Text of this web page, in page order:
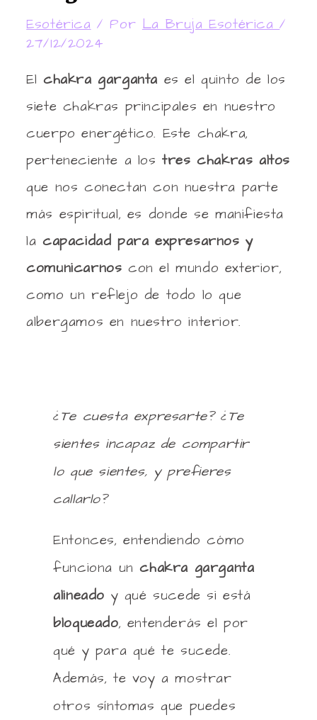
Esotérica/ Por La Bruja Esotérica/
27/12/2024
Elchakra garganta es el quinto de los
siete chakras principales en nuestro
cuerpo energético. Este chakra,
perteneciente a lostres chakras altos
que nos conectan con nuestra parte
más espiritual, es donde se manifiesta
lacapacidad para expresarnos y
comunicarnos con el mundo exterior,
como un reflejo de todo lo que
albergamos en nuestro interior.
¿Te cuesta expresarte? ¿Te
sientes incapaz de compartir
lo que sientes, y prefieres
callarlo?
Entonces, entendiendo cómo
funciona unchakra garganta
alineado y qué sucede si está
bloqueado, entenderás el por
qué y para qué te sucede.
Además, te voy a mostrar
otros síntomas que puedes